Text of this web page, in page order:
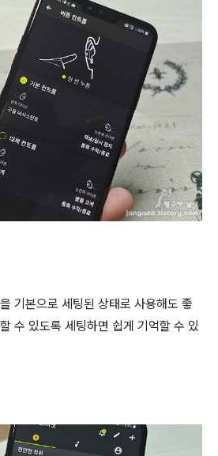
기본으로 세팅된 상태로 사용해도 좋
수 있도록 세팅하면 쉽게 기억할 수 있